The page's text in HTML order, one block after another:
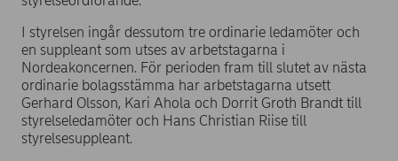
I styrelsen ingår dessutom tre ordinarie ledamöter och
en suppleant som utses av arbetstagarna i
Nordeakoncernen. För perioden fram till slutet av nästa
ordinarie bolagsstämma har arbetstagarna utsett
Gerhard Olsson, Kari Ahola och Dorrit Groth Brandt till
styrelseledamöter och Hans Christian Riise till
styrelsesuppleant.